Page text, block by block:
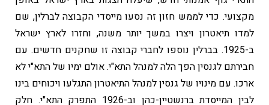
מקצועי. כדי לממש חזון זה נסעו מייסדי הקבוצה לברלין, שם
למדו תיאטרון ויצרו במשך יותר משנה, וחזרו לארץ ישראל
ב-1925. בברלין נוספו לחברי קבוצה זו שחקנים חדשים. עם
חבירתם לגנסין הפך הלה למנהל התא"י. אולם ימיו של התא"י לא
ארכו. עם מינויו של גנסין למנהל התיאטרון התגלעו ויכוחים בינו
לבין המייסדת ברנשטיין-כהן וב-1926 התפרק התא"י. חלק